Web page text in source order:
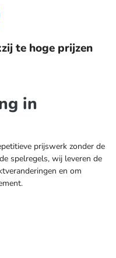
te hoge prijzen
in
prijswerk zonder de
spelregels, wij leveren de
en om